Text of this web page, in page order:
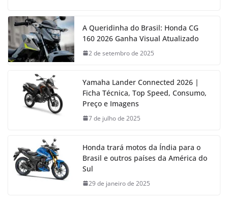
A Queridinha do Brasil: Honda CG
160 2026 Ganha Visual Atualizado
2 de setembro de 2025
Yamaha Lander Connected 2026 |
Ficha Técnica, Top Speed, Consumo,
Preço e Imagens
7 de julho de 2025
Honda trará motos da Índia para o
Brasil e outros países da América do
Sul
29 de janeiro de 2025